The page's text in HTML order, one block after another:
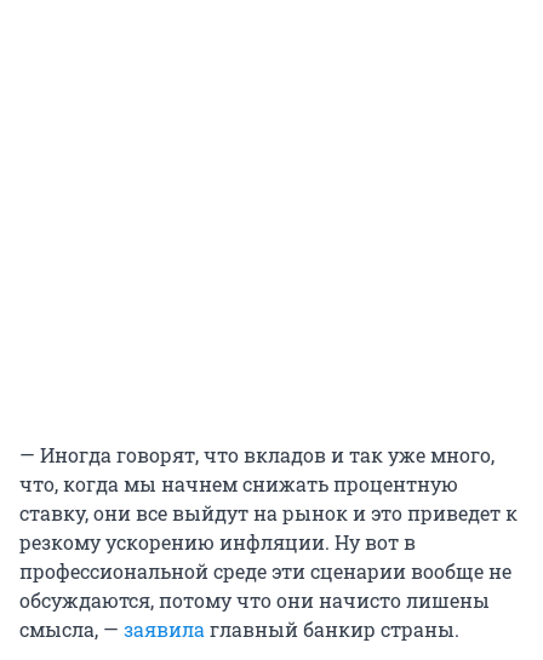
— Иногда говорят, что вкладов и тaк уже много,
что, когда мы начнем снижать процентную
ставку, они все выйдут на рынок и это приведет к
резкому ускорению инфляции. Ну вот в
профессиональной среде эти сценарии вообще не
обсуждаются, потому что они начисто лишены
смысла, — заявилаглавный банкир страны.